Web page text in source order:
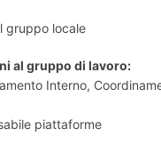
gruppo locale
al gruppo di lavoro:
Interno,
piattaforme